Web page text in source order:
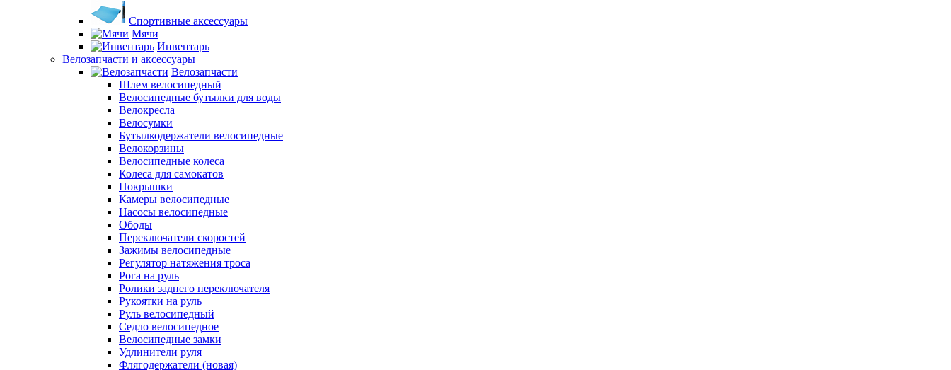
Спортивные аксессуары
Мячи
Инвентарь
Велозапчасти и аксессуары
Велозапчасти
Шлем велосипедный
Велосипедные бутылки для воды
Велокресла
Велосумки
Бутылкодержатели велосипедные
Велокорзины
Велосипедные колеса
Колеса для самокатов
Покрышки
Камеры велосипедные
Насосы велосипедные
Ободы
Переключатели скоростей
Зажимы велосипедные
Регулятор натяжения троса
Рога на руль
Ролики заднего переключателя
Рукоятки на руль
Руль велосипедный
Седло велосипедное
Велосипедные замки
Удлинители руля
Флягодержатели (новая)